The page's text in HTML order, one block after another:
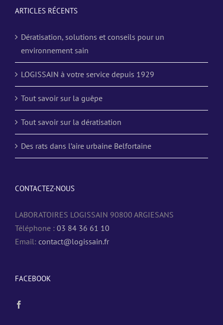
ARTICLES RÉCENTS
Dératisation, solutions et conseils pour un
environnement sain
LOGISSAIN à votre service depuis 1929
Tout savoir sur la guêpe
Tout savoir sur la dératisation
Des rats dans l’aire urbaine Belfortaine
CONTACTEZ-NOUS
LABORATOIRES LOGISSAIN 90800 ARGIESANS
Téléphone : 03 84 36 61 10
Email: contact@logissain.fr
FACEBOOK